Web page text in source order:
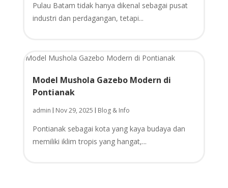
Pulau Batam tidak hanya dikenal sebagai pusat
industri dan perdagangan, tetapi...
Model Mushola Gazebo Modern di
Pontianak
admin Nov 29, 2025 Blog & Info
Pontianak sebagai kota yang kaya budaya dan
memiliki iklim tropis yang hangat,...